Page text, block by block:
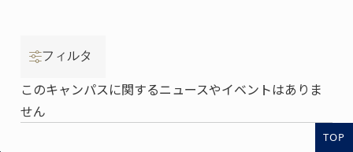
フィルタ
このキャンパスに関するニュースやイベントはありま
せん
TOP